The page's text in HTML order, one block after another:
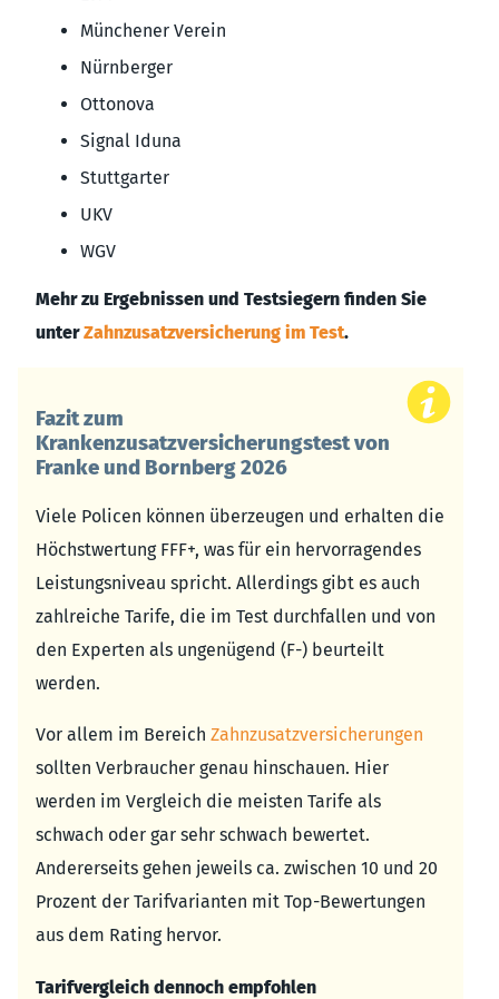
Münchener Verein
Nürnberger
Ottonova
Signal Iduna
Stuttgarter
UKV
WGV
Mehr zu Ergebnissen und Testsiegern finden Sie
unterZahnzusatzversicherung im Test.
Fazit zum
Krankenzusatzversicherungstest von
Franke und Bornberg 2026
Viele Policen können überzeugen und erhalten die
Höchstwertung FFF+, was für ein hervorragendes
Leistungsniveau spricht. Allerdings gibt es auch
zahlreiche Tarife, die im Test durchfallen und von
den Experten als ungenügend (F-) beurteilt
werden.
Vor allem im Bereich Zahnzusatzversicherungen
sollten Verbraucher genau hinschauen. Hier
werden im Vergleich die meisten Tarife als
schwach oder gar sehr schwach bewertet.
Andererseits gehen jeweils ca. zwischen 10 und 20
Prozent der Tarifvarianten mit Top-Bewertungen
aus dem Rating hervor.
Tarifvergleich dennoch empfohlen